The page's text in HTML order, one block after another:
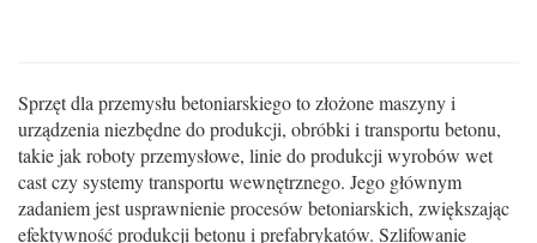
Sprzęt dla przemysłu betoniarskiego to złożone maszyny i
urządzenia niezbędne do produkcji, obróbki i transportu betonu,
takie jak roboty przemysłowe, linie do produkcji wyrobów wet
cast czy systemy transportu wewnętrznego. Jego głównym
zadaniem jest usprawnienie procesów betoniarskich, zwiększając
efektywność produkcji betonu i prefabrykatów. Szlifowanie